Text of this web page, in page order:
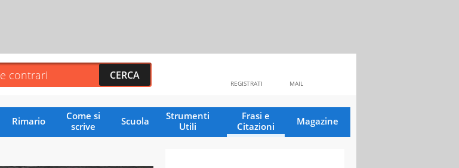
MAIL
REGISTRATI
Rimario
Come si
scrive
Scuola
Strumenti
Utili
Frasi e
Citazioni
Magazine